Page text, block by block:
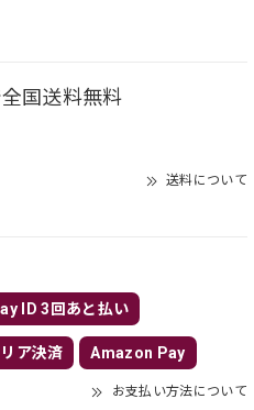
国送料無料
送料について
ID 3回あと払い
ア決済 Amazon Pay
お支払い方法について